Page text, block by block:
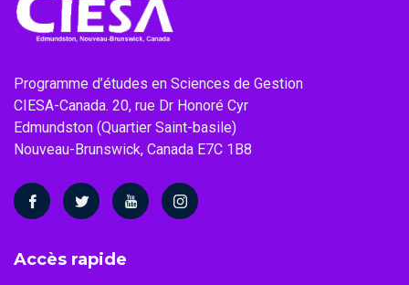
Programme d’études en Sciences de Gestion
CIESA-Canada. 20, rue Dr Honoré Cyr
Edmundston (Quartier Saint-basile)
Nouveau-Brunswick, Canada E7C 1B8
Accès rapide